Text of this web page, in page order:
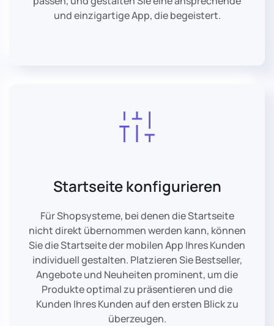
und einzigartige App, die begeistert.
Startseite konfigurieren
Für Shopsysteme, bei denen die Startseite
nicht direkt übernommen werden kann, können
Sie die Startseite der mobilen App Ihres Kunden
individuell gestalten. Platzieren Sie Bestseller,
Angebote und Neuheiten prominent, um die
Produkte optimal zu präsentieren und die
Kunden Ihres Kunden auf den ersten Blick zu
überzeugen.